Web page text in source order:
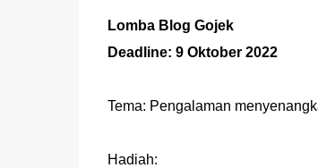
Lomba Blog Gojek
Deadline: 9 Oktober 2022
Tema: Pengalaman
Hadiah: